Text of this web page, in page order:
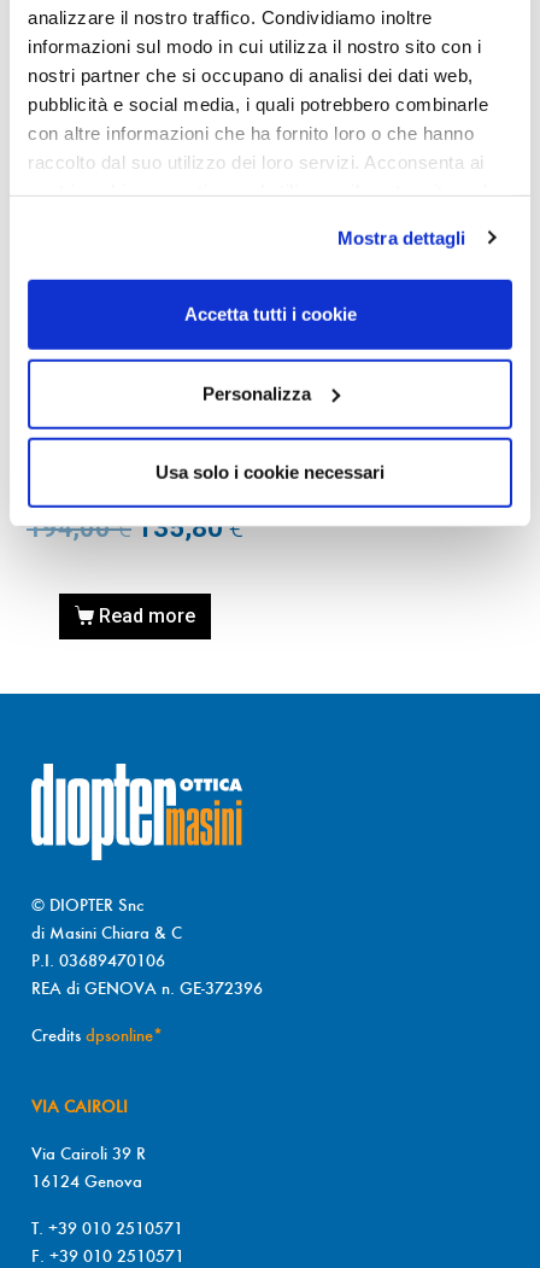
analizzare il nostro traffico. Condividiamo inoltre
informazioni sul modo in cui utilizza il nostro sito con i
nostri partner che si occupano di analisi dei dati web,
pubblicità e social media, i quali potrebbero combinarle
con altre informazioni che ha fornito loro o che hanno
raccolto dal suo utilizzo dei loro servizi. Acconsenta ai
Mostra dettagli
Accetta tutti i cookie
Personalizza
Usa solo i cookie necessari
Showing the single result
OCCHIALE DA SOLE, RAY-
BAN
Occhiale RAY-BAN
0RB3584N 001/19 58
194,00€ 135,80€
Read more
© DIOPTER Snc
di Masini Chiara & C
P.I. 03689470106
REA di GENOVA n. GE-372396
Credits dpsonline*
VIA CAIROLI
Via Cairoli 39 R
16124 Genova
T. +39 010 2510571
F. +39 010 2510571